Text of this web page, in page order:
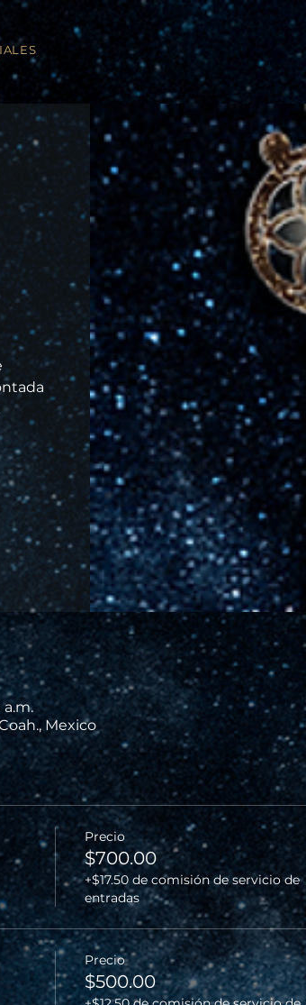
a.m.
Mexico
Precio
$700.00
+$17.50 de comisión de servicio de
entradas
Precio
$500.00